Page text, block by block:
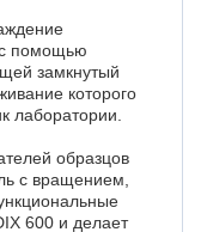
с помощью
замкнутый
которого
лаборатории.
образцов
с вращением,
600 и делает